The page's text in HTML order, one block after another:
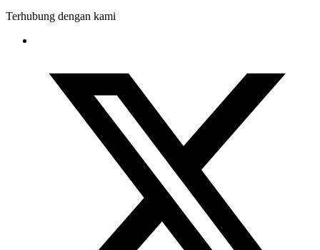
Terhubung dengan kami